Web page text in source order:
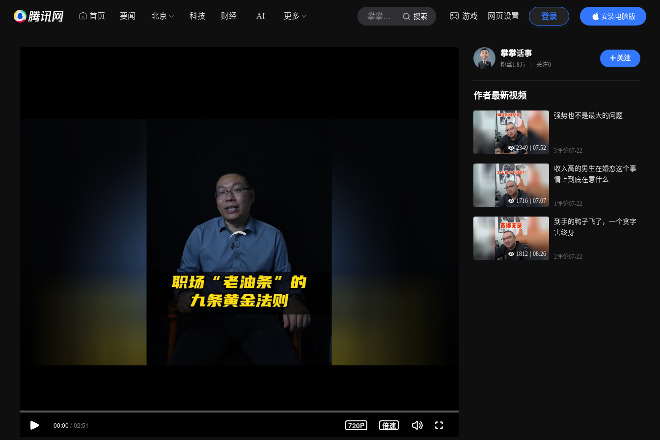
首页 要闻 北京 科技 财经 AI 更多 攀攀话事 搜索 游戏 网页设置 登录
安装电脑版
内容更精彩
00:00 / 02:51 720P 倍速
攀攀话事
粉丝1.8万 | 关注0
关注
作者最新视频
2349 07:52
强势也不是最大的问题
3评论07-22
1716 07:07
收入高的男生在婚恋这个事
情上到底在意什么
1评论07-22
1812 08:26
到手的鸭子飞了，一个贪字
害终身
2评论07-22